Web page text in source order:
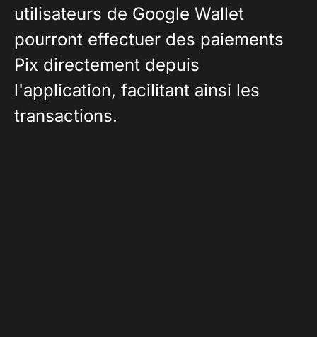
utilisateurs de Google Wallet
pourront effectuer des paiements
Pix directement depuis
l'application, facilitant ainsi les
transactions.